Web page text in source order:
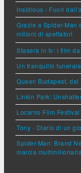
Insidious - Fuori
Grazie a Spider-Man
milioni di spettatori
Stasera in tv: i film
Un tranquillo
Queen Budapest,
Linkin Park:
Locarno Film
Tony - Diario di un
Spider-Man: Brand
marcia